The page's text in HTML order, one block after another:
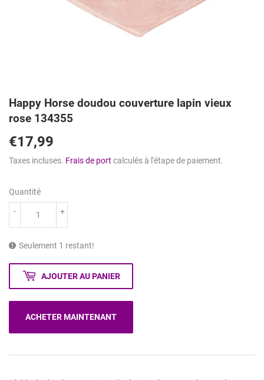
Happy Horse doudou couverture lapin vieux
rose 134355
€17,99
Taxes incluses. Frais de port calculés à l'étape de paiement.
Quantité
+
-
Seulement 1 restant!
AJOUTER AU PANIER
ACHETER MAINTENANT